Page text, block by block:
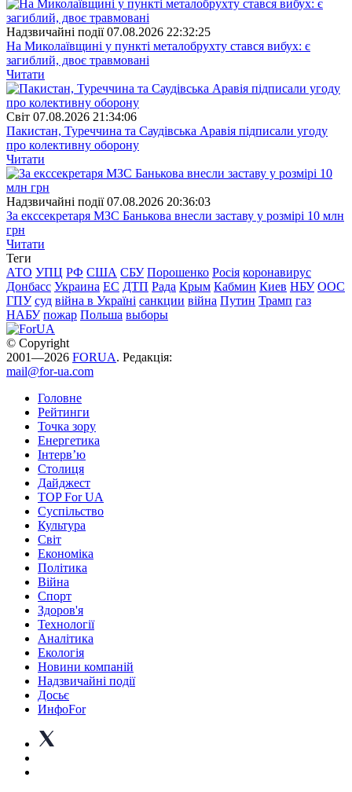
Надзвичайні події 07.08.2026 22:32:25
На Миколаївщині у пункті металобрухту стався вибух: є
загиблий, двоє травмовані
Читати
Свiт 07.08.2026 21:34:06
Пакистан, Туреччина та Саудівська Аравія підписали угоду
про колективну оборону
Читати
Надзвичайні події 07.08.2026 20:36:03
За екссекретаря МЗС Банькова внесли заставу у розмірі 10 млн
грн
Читати
Теги
АТО УПЦ РФ США СБУ Порошенко Росія коронавирус
Донбасс Украина ЕС ДТП Рада Крым Кабмин Киев НБУ ООС
ГПУ суд війна в Україні санкции війна Путин Трамп газ
НАБУ пожар Польша выборы
© Copyright
2001—2026 FORUA. Редакція:
mail@for-ua.com
Головне
Рейтинги
Точка зору
Енергетика
Інтерв’ю
Столиця
Дайджест
TOP For UA
Суспiльство
Культура
Світ
Економіка
Політика
Війна
Спорт
Здоров'я
Технології
Аналітика
Екологія
Новини компаній
Надзвичайні події
Досьє
ИнфоFor